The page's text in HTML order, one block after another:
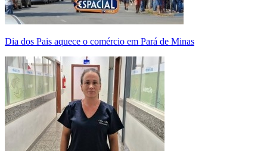
Dia dos Pais aquece o comércio em Pará de Minas